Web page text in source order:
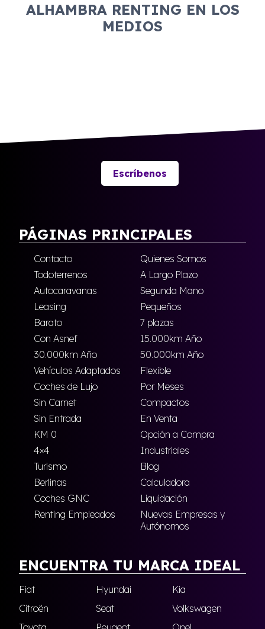
ALHAMBRA RENTING EN LOS
MEDIOS
Escríbenos
PÁGINAS PRINCIPALES
Contacto
Quienes Somos
Todoterrenos
A Largo Plazo
Autocaravanas
Segunda Mano
Leasing
Pequeños
Barato
7 plazas
Con Asnef
15.000km Año
30.000km Año
50.000km Año
Vehículos Adaptados
Flexible
Coches de Lujo
Por Meses
Sin Carnet
Compactos
Sin Entrada
En Venta
KM 0
Opción a Compra
4×4
Industriales
Turismo
Blog
Berlinas
Calculadora
Coches GNC
Liquidación
Renting Empleados
Nuevas Empresas y
Autónomos
ENCUENTRA TU MARCA IDEAL
Fiat Hyundai
Kia
Citroën
Seat
Volkswagen